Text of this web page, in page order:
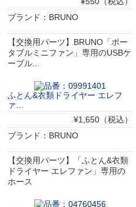
ブランド：BRUNO
【交換用パーツ】BRUNO「ポー
タブルミニファン」専用のUSBケ
ーブル...
ふとん&衣類ドライヤー エレフ
ァ…
¥1,650（税込）
ブランド：BRUNO
【交換用パーツ】「ふとん&衣類
ドライヤー エレファン」専用の
ホース